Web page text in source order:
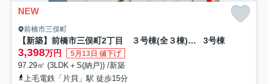
NEW
前橋市三俣町
【新築】前橋市三俣町2丁目 ３号棟(全３棟) MOCXGARDEN 新築建売分譲 3号棟
3,398万円 5月13日 値下げ
97.29㎡ (3LDK＋S(納戸)) /新築
上毛電鉄「片貝」駅 徒歩15分